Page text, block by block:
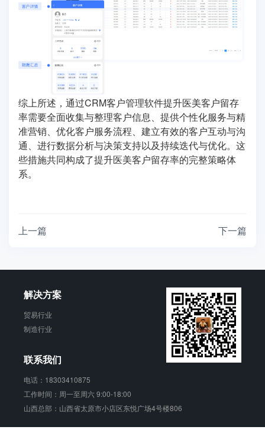
综上所述，通过CRM客户管理软件提升医美客户留存
率需要全面收集与整理客户信息、提供个性化服务与精
准营销、优化客户服务流程、建立有效的客户互动与沟
通、进行数据分析与决策支持以及持续迭代与优化。这
些措施共同构成了提升医美客户留存率的完整策略体
系。
上一篇 下一篇
解决方案
贸易行业
制造行业
联系我们
电话：18303410875
工作时间：周一至周六 9:00-18:00
山西总部：山西省太原市小店区东悦广场4号楼806